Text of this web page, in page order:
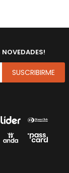
SUSCRIBIRME